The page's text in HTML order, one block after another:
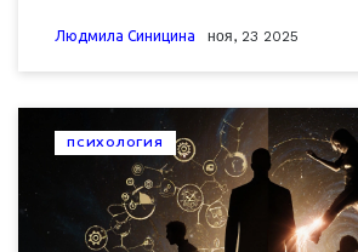
люди, которые хотят понять себя.
Людмила Синицина ноя, 23 2025
ПСИХОЛОГИЯ